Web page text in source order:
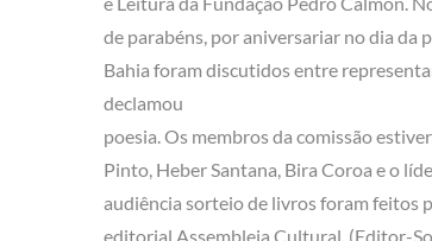
de parabéns, por aniversariar no dia da
Bahia foram discutidos entre
declamou
poesia. Os membros da comissão
Pinto, Heber Santana, Bira Coroa e o
audiência sorteio de livros foram feitos
editorial Assembleia Cultural. (Editor-